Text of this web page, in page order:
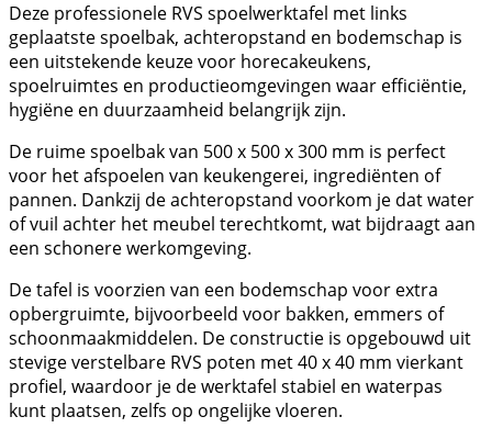
Deze professionele RVS spoelwerktafel met links
geplaatste spoelbak, achteropstand en bodemschap is
een uitstekende keuze voor horecakeukens,
spoelruimtes en productieomgevingen waar efficiëntie,
hygiëne en duurzaamheid belangrijk zijn.
De ruime spoelbak van 500 x 500 x 300 mm is perfect
voor het afspoelen van keukengerei, ingrediënten of
pannen. Dankzij de achteropstand voorkom je dat water
of vuil achter het meubel terechtkomt, wat bijdraagt aan
een schonere werkomgeving.
De tafel is voorzien van een bodemschap voor extra
opbergruimte, bijvoorbeeld voor bakken, emmers of
schoonmaakmiddelen. De constructie is opgebouwd uit
stevige verstelbare RVS poten met 40 x 40 mm vierkant
profiel, waardoor je de werktafel stabiel en waterpas
kunt plaatsen, zelfs op ongelijke vloeren.